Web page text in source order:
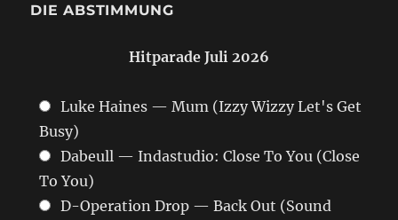
DIE ABSTIMMUNG
Hitparade Juli 2026
Luke Haines — Mum (Izzy Wizzy Let's Get
Busy)
Dabeull — Indastudio: Close To You (Close
To You)
D-Operation Drop — Back Out (Sound